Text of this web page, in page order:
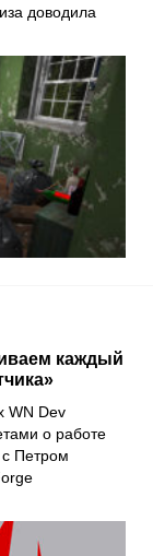
доводила
каждый
WN Dev
о работе
Петром